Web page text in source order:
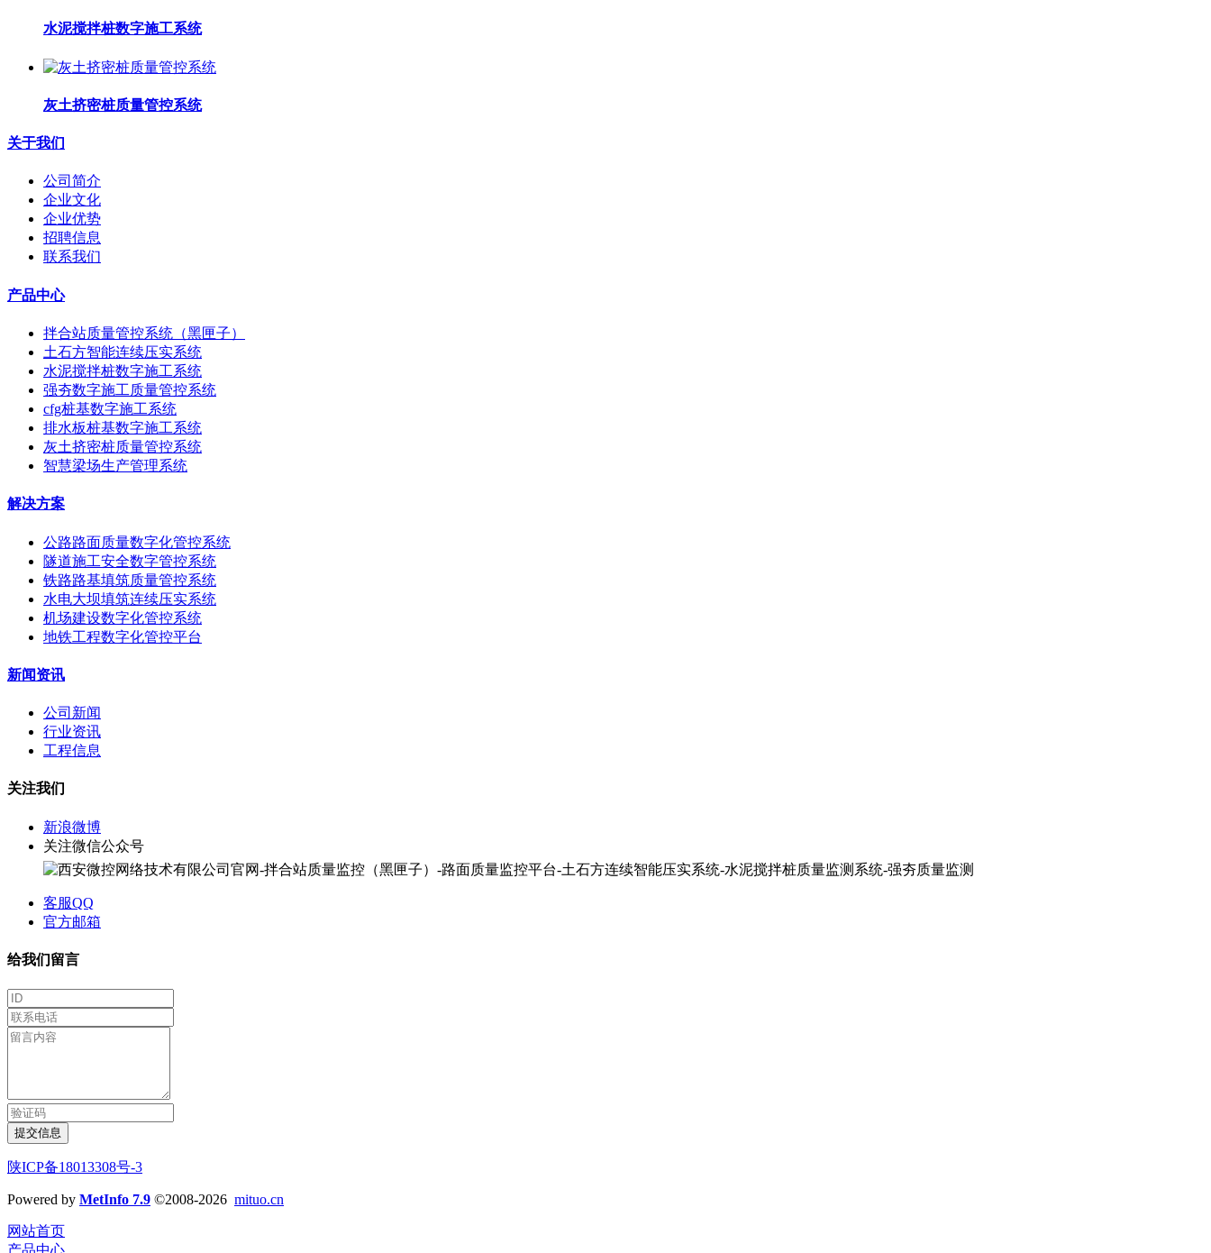
水泥搅拌桩数字施工系统
灰土挤密桩质量管控系统
关于我们
公司简介
企业文化
企业优势
招聘信息
联系我们
产品中心
拌合站质量管控系统（黑匣子）
土石方智能连续压实系统
水泥搅拌桩数字施工系统
强夯数字施工质量管控系统
cfg桩基数字施工系统
排水板桩基数字施工系统
灰土挤密桩质量管控系统
智慧梁场生产管理系统
解决方案
公路路面质量数字化管控系统
隧道施工安全数字管控系统
铁路路基填筑质量管控系统
水电大坝填筑连续压实系统
机场建设数字化管控系统
地铁工程数字化管控平台
新闻资讯
公司新闻
行业资讯
工程信息
关注我们
新浪微博
关注微信公众号
客服QQ
官方邮箱
给我们留言
提交信息
陕ICP备18013308号-3
Powered by MetInfo 7.9 ©2008-2026 mituo.cn
网站首页